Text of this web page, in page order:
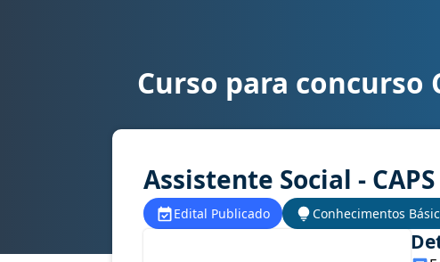
Curso para concurso Capivari de Baixo/SC -
Curso para concurso
Assistente Social - CAPS
Edital Publicado Conhecimentos